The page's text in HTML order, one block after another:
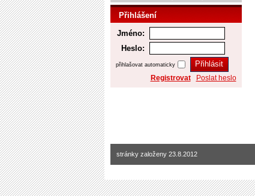
Přihlášení
Jméno:
Heslo:
přihlašovat automaticky
Registrovat Poslat heslo
stránky založeny 23.8.2012